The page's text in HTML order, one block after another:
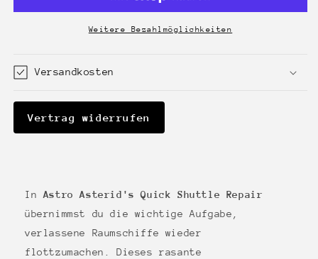
Shuttle
Shuttle
Repair
Weitere Bezahlmöglichkeiten
Versandkosten
Vertrag widerrufen
InAstro Asterid's Quick Shuttle Repair
übernimmst du die wichtige Aufgabe,
verlassene Raumschiffe wieder
flottzumachen. Dieses rasante